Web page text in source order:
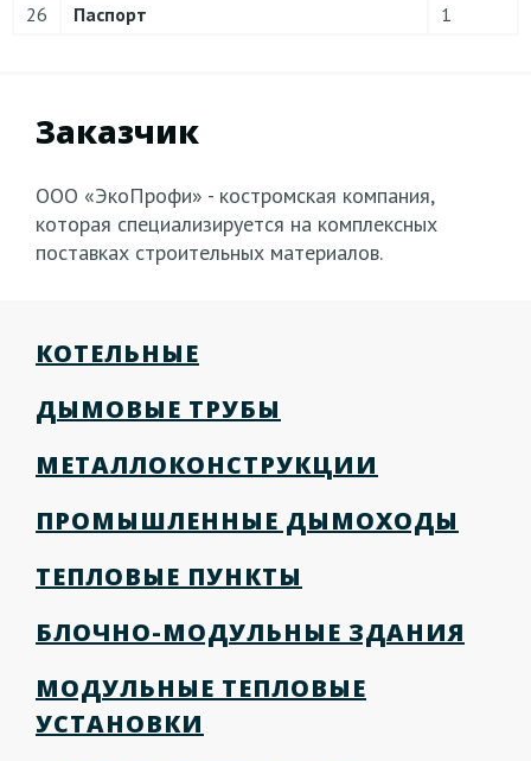
26
Паспорт 1
Заказчик
ООО «ЭкоПрофи» - костромская компания,
которая специализируется на комплексных
поставках строительных материалов.
КОТЕЛЬНЫЕ
ДЫМОВЫЕ ТРУБЫ
МЕТАЛЛОКОНСТРУКЦИИ
ПРОМЫШЛЕННЫЕ ДЫМОХОДЫ
ТЕПЛОВЫЕ ПУНКТЫ
БЛОЧНО-МОДУЛЬНЫЕ ЗДАНИЯ
МОДУЛЬНЫЕ ТЕПЛОВЫЕ
УСТАНОВКИ